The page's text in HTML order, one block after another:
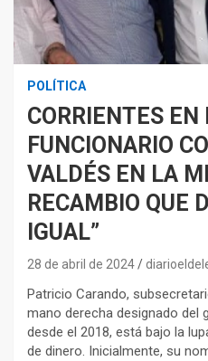
POLÍTICA
CORRIENTES EN
FUNCIONARIO
VALDÉS EN LA
RECAMBIO QUE
IGUAL”
28 de abril de 2024
Patricio Carando,
mano derecha designado del
desde el 2018, está bajo la
de dinero. Inicialmente, su